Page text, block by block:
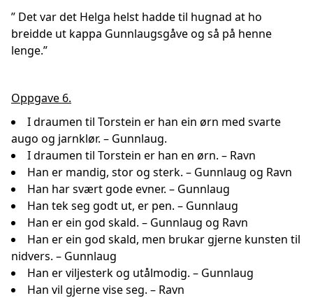
” Det var det Helga helst hadde til hugnad at ho
breidde ut kappa Gunnlaugsgåve og så på henne
lenge.”
Oppgave 6.
I draumen til Torstein er han ein ørn med svarte
augo og jarnklør. – Gunnlaug.
I draumen til Torstein er han en ørn. – Ravn
Han er mandig, stor og sterk. – Gunnlaug og Ravn
Han har svært gode evner. – Gunnlaug
Han tek seg godt ut, er pen. – Gunnlaug
Han er ein god skald. – Gunnlaug og Ravn
Han er ein god skald, men brukar gjerne kunsten til
nidvers. – Gunnlaug
Han er viljesterk og utålmodig. – Gunnlaug
Han vil gjerne vise seg. – Ravn